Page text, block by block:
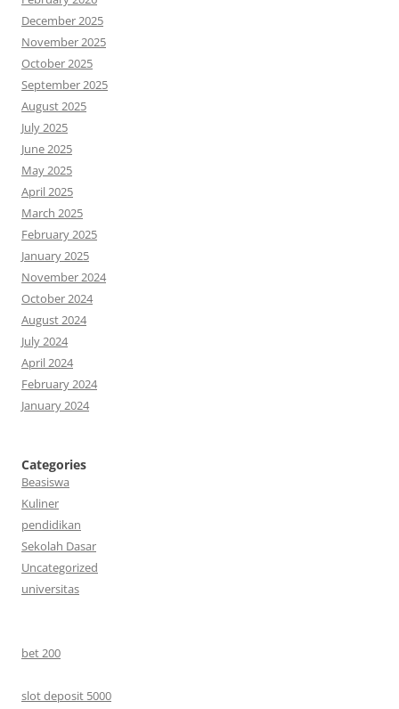
December 2025
November 2025
October 2025
September 2025
August 2025
July 2025
June 2025
May 2025
April 2025
March 2025
February 2025
January 2025
November 2024
October 2024
August 2024
July 2024
April 2024
February 2024
January 2024
Categories
Beasiswa
Kuliner
pendidikan
Sekolah Dasar
Uncategorized
universitas
bet 200
slot deposit 5000